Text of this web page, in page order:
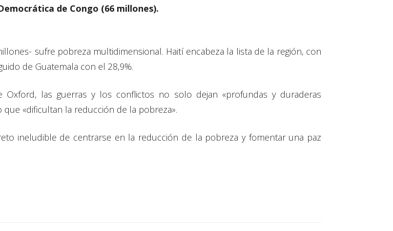
de Congo (66 millones).
sufre pobreza multidimensional. Haití encabeza la lista de la región, con
de Guatemala con el 28,9%.
Oxford, las guerras y los conflictos no solo dejan «profundas y duraderas
que «dificultan la reducción de la pobreza».
ineludible de centrarse en la reducción de la pobreza y fomentar una paz